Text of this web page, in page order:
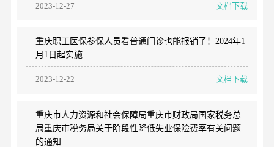
2023-12-27 文档下载
重庆职工医保参保人员看普通门诊也能报销了！2024年1
月1日起实施
2023-12-22 文档下载
重庆市人力资源和社会保障局重庆市财政局国家税务总
局重庆市税务局关于阶段性降低失业保险费率有关问题
的通知